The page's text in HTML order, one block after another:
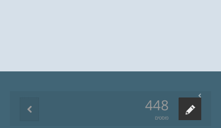
448
פוסטים